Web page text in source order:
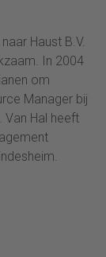
Haust B.V.
In 2004
om
Manager bij
Van Hal heeft